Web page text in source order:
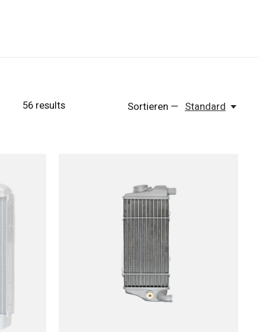
56results Sortieren — Standard